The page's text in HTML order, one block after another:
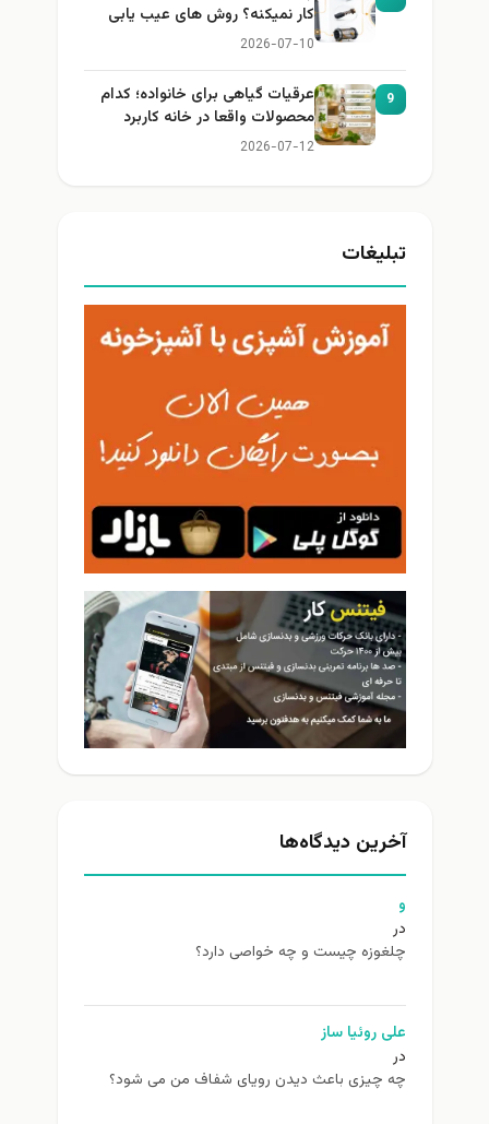
کار نمیکنه؟ روش های عیب یابی
2026-07-10
9
عرقیات گیاهی برای خانواده؛ کدام
محصولات واقعا در خانه کاربرد
دارند؟
2026-07-12
تبلیغات
آخرین دیدگاه‌ها
و
در
چلغوزه چیست و چه خواصی دارد؟
علی روئیا ساز
در
چه چیزی باعث دیدن رویای شفاف من می شود؟